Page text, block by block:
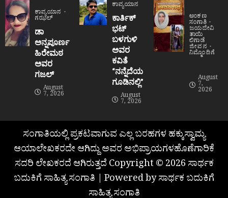
ಕಾವ್ಯಯಾನ
ಗಝಲ್
ಡಾ
ಅನ್ನಪೂರ್ಣ
ಹಿರೇಮಠ
ಅವರ
ಗಜಲ್
August
7, 2026
ಕಾವ್ಯಯಾನ
ಕಾರ್ತಿಕ್
ಭಟ್
ಬಳಗುಳಿ
ಅವರ
ಕವಿತೆ
“ನನ್ನೆದೆಯ
ಗೂಡಿನಲ್ಲಿ”
August
7, 2026
ಅಂಕಣ
ಸಂಗಾತಿ
ಜಯದೇವಿ
ತಾಯಿ
ಲಿಗಾಡೆ
ಜೀವನ
ನಿಮ್ಮೊಂದಿಗೆ
August
7,
2026
ಸಂಗಾತಿಯಲ್ಲಿ ಪ್ರಕಟವಾಗುವ ಎಲ್ಲ ಬರಹಗಳ ಹಕ್ಕುಸ್ವಾಮ್ಯ
ಆಯಾಲೇಖಕರದೇ ಆಗಿದ್ದು ಅವರ ಅಭಿಪ್ರಾಯಗಳಹೊಣೆಗಾರಿಕೆ
ಸದರಿ ಲೇಖಕರದೆ ಆಗಿರುತ್ತದೆ Copyright © 2026 ಸಾರ್ಥಕ
ಬದುಕಿಗೆ ಸಾಹಿತ್ಯ ಸಂಗಾತಿ | Powered by ಸಾರ್ಥಕ ಬದುಕಿಗೆ
ಸಾಹಿತ್ಯ ಸಂಗಾತಿ